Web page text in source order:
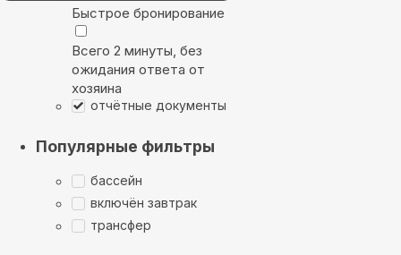
Быстрое бронирование
Всего 2 минуты, без
ожидания ответа от
хозяина
отчётные документы
Популярные фильтры
бассейн
включён завтрак
трансфер